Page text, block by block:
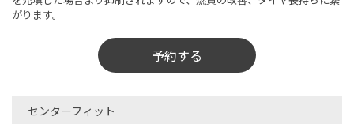
がります。
予約する
センターフィット